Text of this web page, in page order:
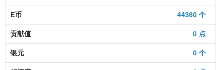
44360 个
E币
0 点
贡献值
0 个
银元